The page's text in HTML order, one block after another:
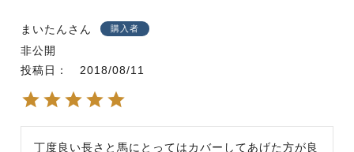
まいたん 購入者
非公開
投稿日
2018/08/11
丁度良い長さと馬にとってはカバーしてあげた方が良